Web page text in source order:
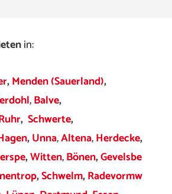
in:
,Menden (Sauerland),
,Balve,
, Schwerte,
,Unna,Altena,Herdecke,
,Witten,Bönen,Gevelsbe
,Schwelm,Radevormw